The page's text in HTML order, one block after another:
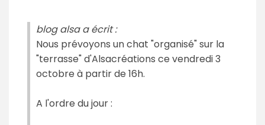
blog alsa a écrit :
Nous prévoyons un chat "organisé" sur la
"terrasse" d'Alsacréations ce vendredi 3
octobre à partir de 16h.
A l'ordre du jour :